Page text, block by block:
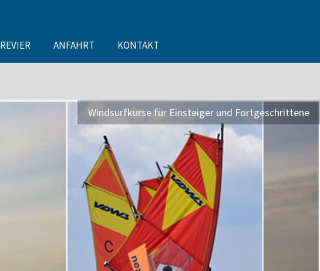
REVIER ANFAHRT KONTAKT
Ab aufs Wasser mit unseren Canadiern, Kajaks, Tret- oder Badebooten